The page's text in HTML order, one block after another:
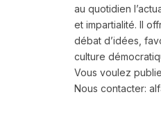
au quotidien
et impartialité. Il
débat d’idées,
culture
Vous voulez
Nous contacter: